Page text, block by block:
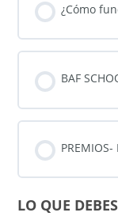
¿Cómo
BAF
LO QUE